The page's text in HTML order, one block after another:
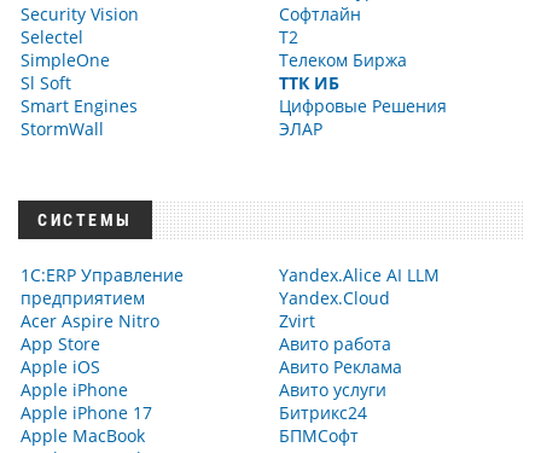
Security Vision
Selectel
SimpleOne
Sl Soft
Smart Engines
StormWall
Софтлайн
Т2
Телеком Биржа
ТТК ИБ
Цифровые Решения
ЭЛАР
СИСТЕМЫ
1С:ERP Управление
предприятием
Acer Aspire Nitro
App Store
Apple iOS
Apple iPhone
Apple iPhone 17
Apple MacBook
Yandex.Alice AI LLM
Yandex.Cloud
Zvirt
Авито работа
Авито Реклама
Авито услуги
Битрикс24
БПМСофт